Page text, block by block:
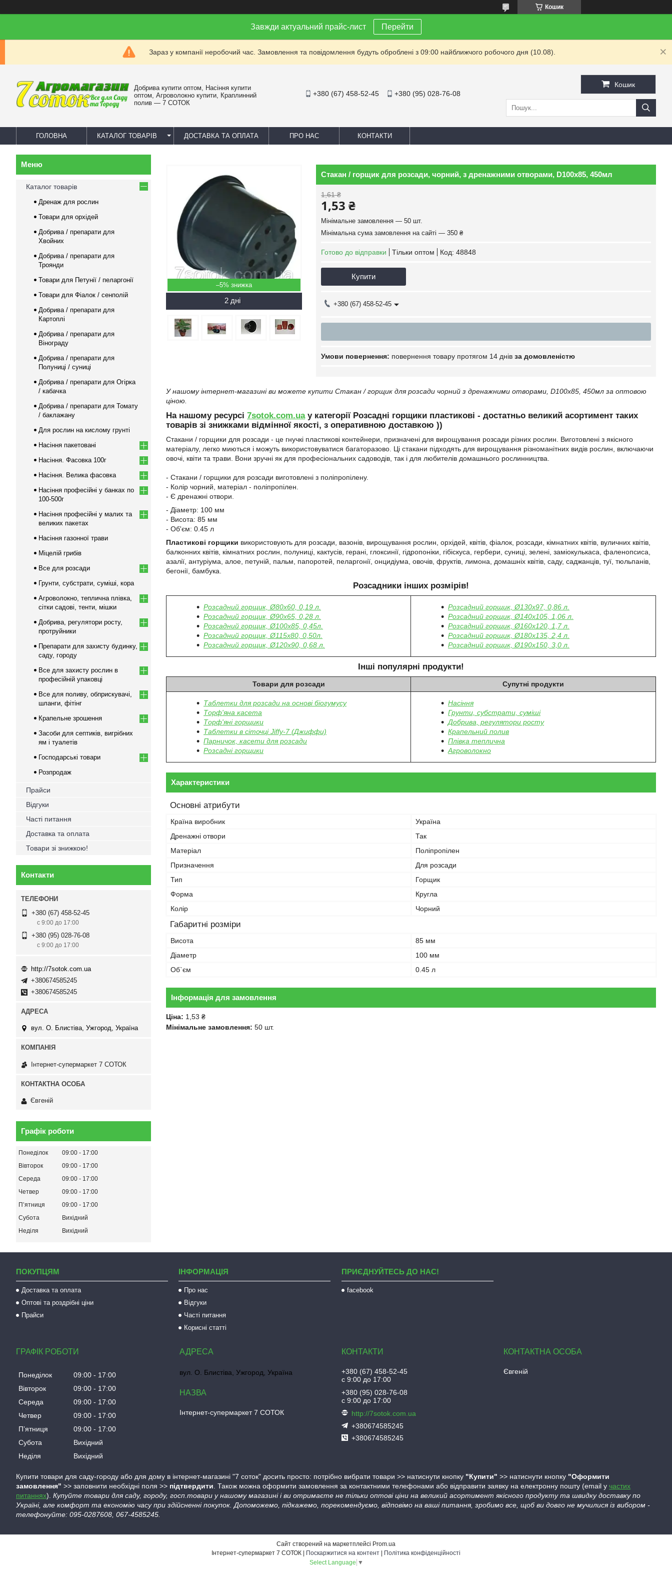
Кошик
Завжди актуальний прайс-лист Перейти
Зараз у компанії неробочий час. Замовлення та повідомлення будуть оброблені з 09:00 найближчого робочого дня (10.08).
Добрива купити оптом, Насіння купити
оптом, Агроволокно купити, Краплинний
полив — 7 СОТОК
+380 (67) 458-52-45 +380 (95) 028-76-08
Кошик
ГОЛОВНА КАТАЛОГ ТОВАРІВ ДОСТАВКА ТА ОПЛАТА ПРО НАС КОНТАКТИ
–5%
2 дні
Стакан / горщик для розсади, чорний, з дренажними отворами, D100х85, 450мл
1,61 ₴
1,53 ₴
Мінімальне замовлення — 50 шт.
Мінімальна сума замовлення на сайті — 350 ₴
Готово до відправки Тільки оптом Код: 48848
Купити
+380 (67) 458-52-45
повернення товару протягом 14 днів за домовленістю
У нашому інтернет-магазині ви можете купити Стакан / горщик для розсади чорний з дренажними отворами, D100х85, 450мл за оптовою
ціною.
На нашому ресурсі 7sotok.com.uaу категорії Розсадні горщики пластикові - достатньо великий асортимент таких
товарів зі знижками відмінної якості, з оперативною доставкою ))
Стакани / горщики для розсади - це гнучкі пластикові контейнери, призначені для вирощування розсади різних рослин. Виготовлені з якісного
матеріалу, легко миються і можуть використовуватися багаторазово. Ці стакани підходять для вирощування різноманітних видів рослин, включаючи
овочі, квіти та трави. Вони зручні як для професіональних садоводів, так і для любителів домашнього рослинництва.
- Стакани / горщики для розсади виготовлені з поліпропілену.
- Колір чорний, матеріал - поліпропілен.
- Є дренажні отвори.
- Діаметр: 100 мм
- Висота: 85 мм
- Об'єм: 0.45 л
Пластикові горщики використовують для розсади, вазонів, вирощування рослин, орхідей, квітів, фіалок, розсади, кімнатних квітів, вуличних квітів,
балконних квітів, кімнатних рослин, полуниці, кактусів, герані, глоксинії, гідропоніки, гібіскуса, гербери, суниці, зелені, заміокулькаса, фаленопсиса,
азалії, антуріума, алое, петуній, пальм, папоротей, пеларгонії, онцидіума, овочів, фруктів, лимона, домашніх квітів, саду, саджанців, туї, тюльпанів,
бегонії, бамбука.
Розсадники інших розмірів!
Розсадний горщик, Ø80х60, 0,19 л.
Розсадний горщик, Ø90х65, 0,28 л.
Розсадний горщик, Ø100х85, 0,45л.
Розсадний горщик, Ø115х80, 0,50л.
Розсадний горщик, Ø120х90, 0,68 л.
Розсадний горщик, Ø130х97, 0,86 л.
Розсадний горщик, Ø140х105, 1,06 л.
Розсадний горщик, Ø160х120, 1,7 л.
Розсадний горщик, Ø180х135, 2,4 л.
Розсадний горщик, Ø190х150, 3,0 л.
Інші популярні продукти!
Товари для розсади Супутні продукти
Таблетки для розсади на основі біогумусу
Торф'яна касета
Торф'яні горщики
Таблетки в сіточці Jiffy-7 (Джиффи)
Парничок, касети для розсади
Розсадні горщики
Насіння
Грунти, субстрати, суміші
Добрива, регулятори росту
Крапельний полив
Плівка теплична
Агроволокно
Характеристики
Основні атрибути
Країна виробник
Україна
Дренажні отвори
Так
Матеріал
Поліпропілен
Призначення
Для розсади
Тип
Горщик
Форма
Кругла
Колір
Чорний
Габаритні розміри
Висота
85 мм
Діаметр
100 мм
Об`єм
0.45 л
Інформація для замовлення
Ціна: 1,53 ₴
Мінімальне замовлення: 50 шт.
Каталог товарів
Дренаж для рослин
Товари для орхідей
Добрива / препарати для
Хвойних
Добрива / препарати для
Троянди
Товари для Петунії / пеларгонії
Товари для Фіалок / сенполій
Добрива / препарати для
Картоплі
Добрива / препарати для
Вінограду
Добрива / препарати для
Полуниці / суниці
Добрива / препарати для Огірка
/ кабачка
Добрива / препарати для Томату
/ баклажану
Для рослин на кислому грунті
Насіння пакетовані
Насіння. Фасовка 100г
Насіння. Велика фасовка
Насіння професійні у банках по
100-500г
Насіння професійні у малих та
великих пакетах
Насіння газонної трави
Міцелій грибів
Все для розсади
Грунти, субстрати, суміші, кора
Агроволокно, теплична плівка,
сітки садові, тенти, мішки
Добрива, регулятори росту,
протруйники
Препарати для захисту будинку,
саду, городу
Все для захисту рослин в
професійній упаковці
Все для поливу, обприскувачі,
шланги, фітінг
Крапельне зрошення
Засоби для септиків, вигрібних
ям і туалетів
Господарські товари
Розпродаж
Прайси
Відгуки
Часті питання
Доставка та оплата
Товари зі знижкою!
Контакти
+380 (67) 458-52-45
с 9:00 до 17:00
+380 (95) 028-76-08
с 9:00 до 17:00
http://7sotok.com.ua
+380674585245
+380674585245
вул. О. Блистіва, Ужгород, Україна
Інтернет-супермаркет 7 СОТОК
Євгеній
Графік роботи
Понеділок 09:00
17:00
Вівторок
09:00
17:00
Середа
09:00
17:00
Четвер
09:00
17:00
Пʼятниця
09:00
17:00
Субота
Вихідний
Неділя
Вихідний
ПОКУПЦЯМ
Доставка та оплата
Оптові та роздрібні ціни
Прайси
ІНФОРМАЦІЯ
Про нас
Відгуки
Часті питання
Корисні статті
ПРИЄДНУЙТЕСЬ ДО НАС!
facebook
ГРАФІК РОБОТИ
Понеділок 09:00
17:00
Вівторок
09:00
17:00
Середа
09:00
17:00
Четвер
09:00
17:00
Пʼятниця
09:00
17:00
Субота
Вихідний
Неділя
Вихідний
вул. О. Блистіва, Ужгород, Україна
Інтернет-супермаркет 7 СОТОК
+380 (67) 458-52-45
с 9:00 до 17:00
+380 (95) 028-76-08
с 9:00 до 17:00
http://7sotok.com.ua
+380674585245
+380674585245
Євгеній
Купити товари для саду-городу або для дому в інтернет-магазині "7 соток" досить просто: потрібно вибрати товари >> натиснути кнопку "Купити" >> натиснути кнопку "Оформити
замовлення" >> заповнити необхідні поля >> підтвердити. Також можна оформити замовлення за контактними телефонами або відправити заявку на електронну пошту (email у частих
питаннях). Купуйте товари для саду, городу, госп.товари у нашому магазині і ви отримаєте не тільки оптові ціни на великий асортимент якісного продукту та швидку доставку по
Україні, але комфорт та економію часу при здійсненні покупок. Допоможемо, підкажемо, порекомендуємо, відповімо на ваші питання, зробимо все, щоб ви довго не мучилися із вибором -
телефонуйте: 095-0287608, 067-4585245.
Сайт створений на маркетплейсі Prom.ua
Поскаржитися на контент
Політика конфіденційності
Select Language ▼